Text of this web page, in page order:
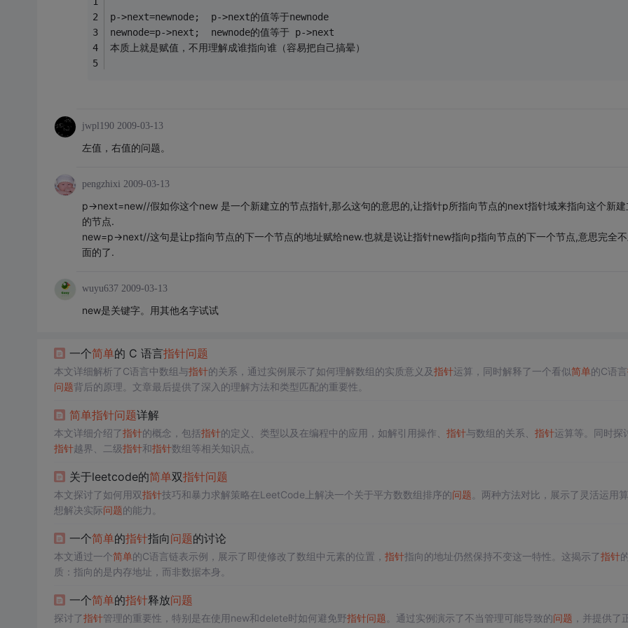
p->next=newnode;  p->next的值等于newnode
newnode=p->next;  newnode的值等于 p->next
本质上就是赋值，不用理解成谁指向谁（容易把自己搞晕）
jwpl190 2009-03-13
左值，右值的问题。
pengzhixi 2009-03-13
p->next=new//假如你这个new 是一个新建立的节点指针,那么这句的意思的,让指针p所指向节点的next指针域来指向这个新建
的节点.
new=p->next//这句是让p指向节点的下一个节点的地址赋给new.也就是说让指针new指向p指向节点的下一个节点,意思完全
面的了.
wuyu637 2009-03-13
new是关键字。用其他名字试试
一个简单的 C 语言指针问题
本文详细解析了C语言中数组与指针的关系，通过实例展示了如何理解数组的实质意义及指针运算，同时解释了一个看似简单的C语言
问题背后的原理。文章最后提供了深入的理解方法和类型匹配的重要性。
简单指针问题详解
本文详细介绍了指针的概念，包括指针的定义、类型以及在编程中的应用，如解引用操作、 指针与数组的关系、 指针运算等。同时探
指针越界、二级指针和指针数组等相关知识点。
关于leetcode的简单双指针问题
本文探讨了如何用双指针技巧和暴力求解策略在LeetCode上解决一个关于平方数数组排序的问题 。两种方法对比，展示了灵活运用
想解决实际问题的能力。
一个简单的指针指向问题的讨论
本文通过一个简单的C语言链表示例，展示了即使修改了数组中元素的位置， 指针指向的地址仍然保持不变这一特性。这揭示了指针
质：指向的是内存地址，而非数据本身。
一个简单的指针释放问题
探讨了指针管理的重要性，特别是在使用new和delete时如何避免野指针问题 。通过实例演示了不当管理可能导致的问题 ，并提供了